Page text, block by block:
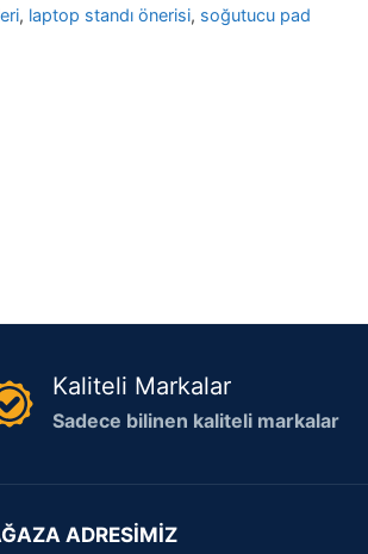
, laptop standı önerisi, soğutucu pad
Kaliteli Markalar
Sadece bilinen kaliteli markalar
ADRESİMİZ